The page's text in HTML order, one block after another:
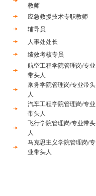
教师
应急救援技术专职教师
辅导员
人事处处长
绩效考核专员
航空工程学院管理岗/专业
带头人
乘务学院管理岗/专业带头
人
汽车工程学院管理岗/专业
带头人
飞行学院管理岗/专业带头
人
马克思主义学院管理岗/专
业带头人